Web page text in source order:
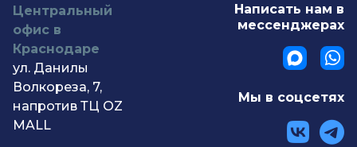
Центральный
офис в
Краснодаре
ул. Данилы
Волкореза, 7,
напротив ТЦ OZ
MALL
Написать нам в
мессенджерах
Мы в соцсетях